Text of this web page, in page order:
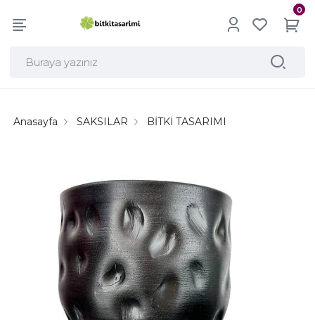
0
Anasayfa SAKSILAR BİTKİ TASARIMI